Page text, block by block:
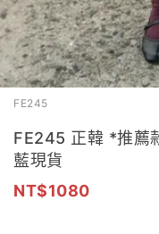
FE245
FE245 正韓 *推薦
藍現貨
1080